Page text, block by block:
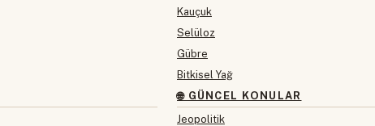
Kauçuk
Selüloz
Gübre
Bitkisel Yağ
🌐 GÜNCEL KONULAR
Jeopolitik